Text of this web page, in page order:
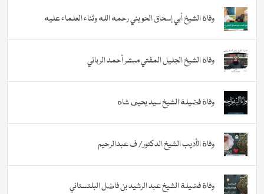
وفاة الشيخ أبي إسحاق الحويني رحمه الله وثناء العلماء عليه
وفاة الشيخ الجليل المفتي مبشر أحمد الرباني
وفاة فضيلة الشيخ سيد يحيى شاه
وفاة الأديب الشيخ الدكتور/ ف عبدالرحيم
وفاة فضيلة الشيخ عبد الرشيد بن فاضل البلتستاني